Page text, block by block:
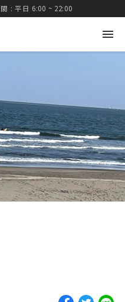
: 平日 6:00 ~ 22:00
カー
大島町高崎416-1
局 認可 第285号
0039
2832